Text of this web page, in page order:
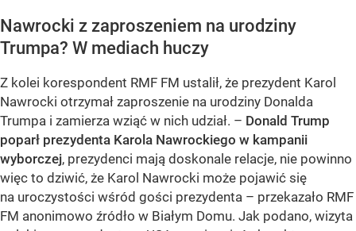
Nawrocki z zaproszeniem na urodziny
Trumpa? W mediach huczy
Z kolei korespondent RMF FM ustalił, że prezydent Karol
Nawrocki otrzymał zaproszenie na urodziny Donalda
Trumpa i zamierza wziąć w nich udział. – Donald Trump
poparł prezydenta Karola Nawrockiego w kampanii
wyborczej, prezydenci mają doskonale relacje, nie powinno
więc to dziwić, że Karol Nawrocki może pojawić się
na uroczystości wśród gości prezydenta – przekazało RMF
FM anonimowo źródło w Białym Domu. Jak podano, wizyta